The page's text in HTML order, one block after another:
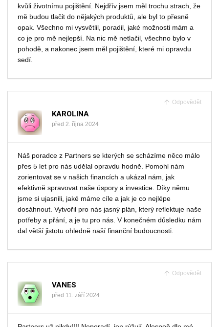
kvůli životnímu pojištění. Nejdřív jsem měl trochu strach, že
mě budou tlačit do nějakých produktů, ale byl to přesně
opak. Všechno mi vysvětlil, poradil, jaké možnosti mám a
co je pro mě nejlepší. Na nic mě netlačil, všechno bylo v
pohodě, a nakonec jsem měl pojištění, které mi opravdu
sedí.
Odpovědět
KAROLINA
před 2. října 2024
Náš poradce z Partners se kterých se scházíme něco málo
přes 5 let pro nás udělal opravdu hodně. Pomohl nám
zorientovat se v našich financích a ukázal nám, jak
efektivně spravovat naše úspory a investice. Díky němu
jsme si ujasnili, jaké máme cíle a jak je co nejlépe
dosáhnout. Vytvořil pro nás jasný plán, který reflektuje naše
potřeby a přání, a je tu pro nás. V konečném důsledku nám
dal větší jistotu ohledně naší finanční budoucnosti.
Odpovědět
VANES
před 11. září 2024